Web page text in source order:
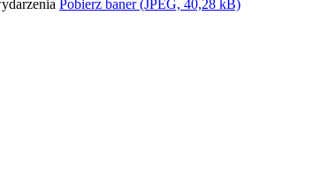
Pobierz baner (JPEG, 40,28 kB)